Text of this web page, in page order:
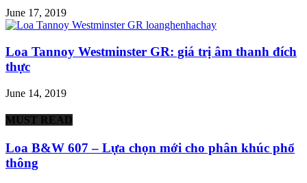
June 17, 2019
Loa Tannoy Westminster GR: giá trị âm thanh đích
thực
June 14, 2019
MUST READ
Loa B&W 607 – Lựa chọn mới cho phân khúc phổ
thông